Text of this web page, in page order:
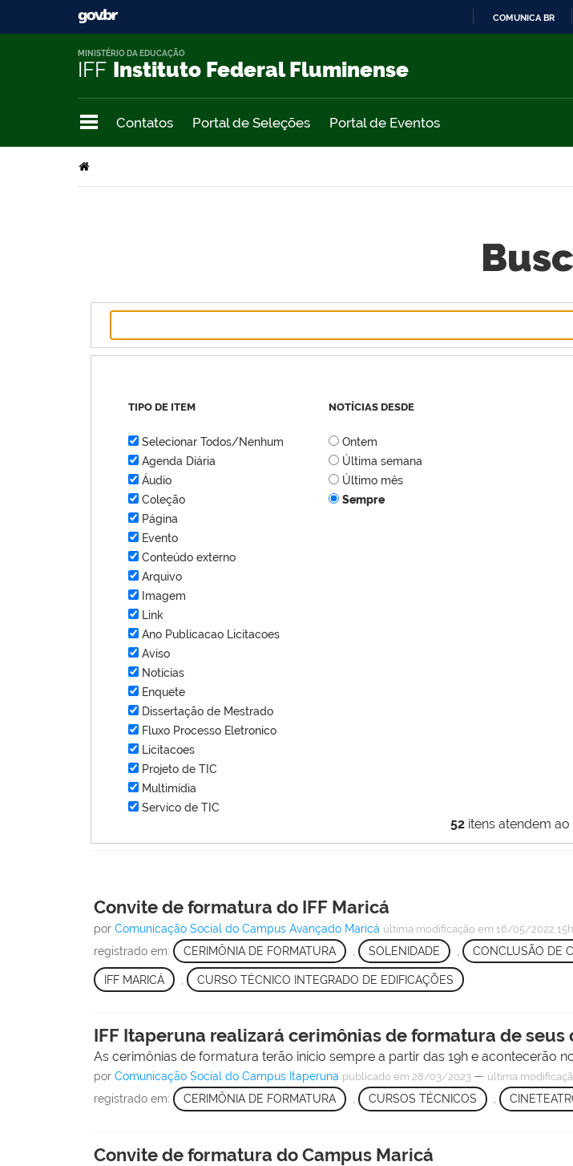
COMUNICA BR
IFF Instituto Federal Fluminense
MINISTÉRIO DA EDUCAÇÃO
Contatos Portal de Seleções Portal de Eventos
52 itens atendem
TIPO DE ITEM
Selecionar Todos/Nenhum
Agenda Diária
Áudio
Coleção
Página
Evento
Conteúdo externo
Arquivo
Imagem
Link
Ano Publicacao Licitacoes
Aviso
Notícias
Enquete
Dissertação de Mestrado
Fluxo Processo Eletronico
Licitacoes
Projeto de TIC
Multimídia
Servico de TIC
NOTÍCIAS DESDE
Ontem
Última semana
Último mês
Sempre
Convite de formatura do IFF Maricá
porComunicação Social do Campus Avançado Maricá última modificação em 16/05/2022
registrado em: CERIMÔNIA DE FORMATURA SOLENIDADE CONCLUSÃO DE
IFF MARICÁ CURSO TÉCNICO INTEGRADO DE EDIFICAÇÕES
IFF Itaperuna realizará cerimônias de formatura de
As cerimônias de formatura terão início sempre a partir das 19h e acontecerão
porComunicação Social do Campus Itaperuna publicado em 28/03/2023 — última
registrado em: CERIMÔNIA DE FORMATURA , CURSOS TÉCNICOS ,
Convite de formatura do Campus Maricá